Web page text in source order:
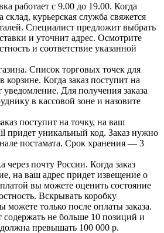
работает с 9.00 до 19.00. Когда
склад, курьерская служба свяжется
Специалист предложит выбрать
и уточнит адрес. Осмотрите
и соответствие указанной
Список торговых точек для
корзине. Когда заказ поступит на
уведомление. Для получения заказа
в кассовой зоне и назовите
поступит на точку, на ваш
придет уникальный код. Заказ нужно
постамата. Срок хранения — 3
через почту России. Когда заказ
на ваш адрес придет извещение о
вы можете оценить состояние
Вскрывать коробку
можете только после оплаты заказа.
содержать не больше 10 позиций и
превышать 100 000 р.